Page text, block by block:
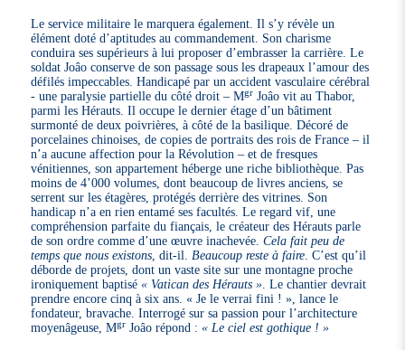
Le service militaire le marquera également. Il s’y révèle un
élément doté d’aptitudes au commandement. Son charisme
conduira ses supérieurs à lui proposer d’embrasser la carrière. Le
soldat Joâo conserve de son passage sous les drapeaux l’amour des
défilés impeccables. Handicapé par un accident vasculaire cérébral
- une paralysie partielle du côté droit – Mgr Joâo vit au Thabor,
parmi les Hérauts. Il occupe le dernier étage d’un bâtiment
surmonté de deux poivrières, à côté de la basilique. Décoré de
porcelaines chinoises, de copies de portraits des rois de France – il
n’a aucune affection pour la Révolution – et de fresques
vénitiennes, son appartement héberge une riche bibliothèque. Pas
moins de 4’000 volumes, dont beaucoup de livres anciens, se
serrent sur les étagères, protégés derrière des vitrines. Son
handicap n’a en rien entamé ses facultés. Le regard vif, une
compréhension parfaite du fiançais, le créateur des Hérauts parle
de son ordre comme d’une œuvre inachevée.Cela fait peu de
temps que nous existons, dit-il.Beaucoup reste à faire. C’est qu’il
déborde de projets, dont un vaste site sur une montagne proche
ironiquement baptisé« Vatican des Hérauts ». Le chantier devrait
prendre encore cinq à six ans. « Je le verrai fini ! », lance le
fondateur, bravache. Interrogé sur sa passion pour l’architecture
moyenâgeuse, Mgr Joâo répond :« Le ciel est gothique ! »